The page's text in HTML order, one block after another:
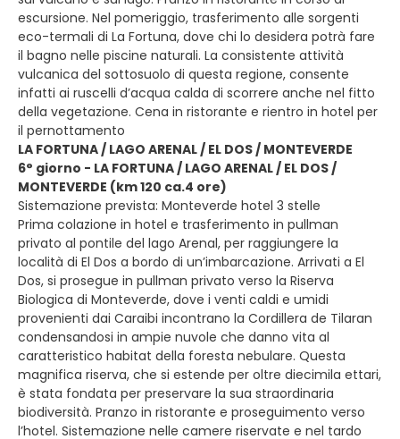
escursione. Nel pomeriggio, trasferimento alle sorgenti
eco-termali di La Fortuna, dove chi lo desidera potrà fare
il bagno nelle piscine naturali. La consistente attività
vulcanica del sottosuolo di questa regione, consente
infatti ai ruscelli d’acqua calda di scorrere anche nel fitto
della vegetazione. Cena in ristorante e rientro in hotel per
il pernottamento
LA FORTUNA / LAGO ARENAL / EL DOS / MONTEVERDE
6° giorno - LA FORTUNA / LAGO ARENAL / EL DOS /
MONTEVERDE (km 120 ca.4 ore)
Sistemazione prevista: Monteverde hotel 3 stelle
Prima colazione in hotel e trasferimento in pullman
privato al pontile del lago Arenal, per raggiungere la
località di El Dos a bordo di un’imbarcazione. Arrivati a El
Dos, si prosegue in pullman privato verso la Riserva
Biologica di Monteverde, dove i venti caldi e umidi
provenienti dai Caraibi incontrano la Cordillera de Tilaran
condensandosi in ampie nuvole che danno vita al
caratteristico habitat della foresta nebulare. Questa
magnifica riserva, che si estende per oltre diecimila ettari,
è stata fondata per preservare la sua straordinaria
biodiversità. Pranzo in ristorante e proseguimento verso
l’hotel. Sistemazione nelle camere riservate e nel tardo